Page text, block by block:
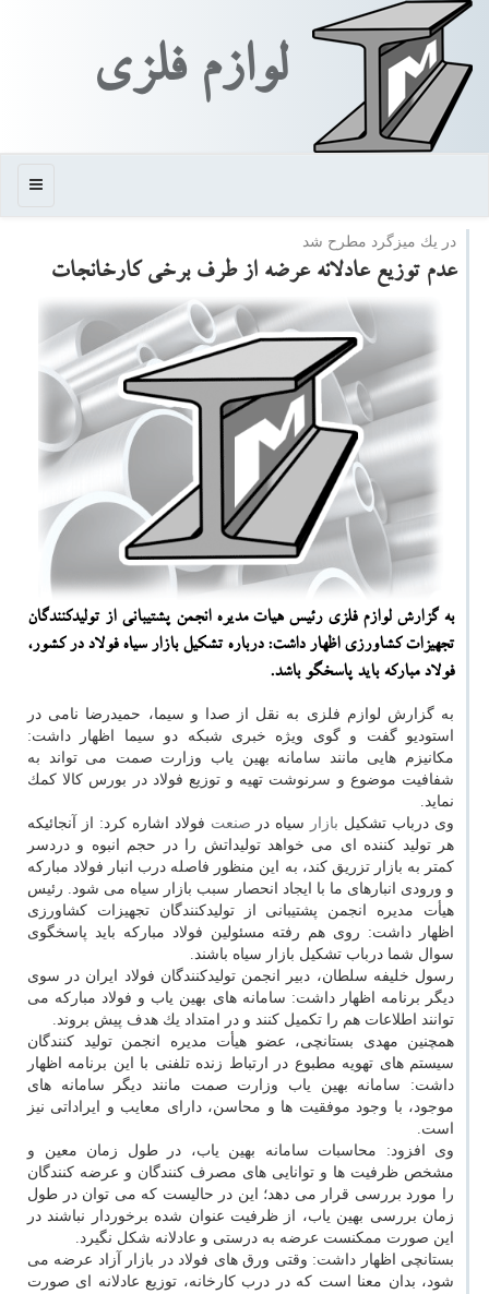
لوازم فلزی
منو
در یك میزگرد مطرح شد
عدم توزیع عادلانه عرضه از طرف برخی كارخانجات
به گزارش لوازم فلزی رئیس هیات مدیره انجمن پشتیبانی از تولیدكنندگان
تجهیزات كشاورزی اظهار داشت: درباره تشكیل بازار سیاه فولاد در كشور،
فولاد مباركه باید پاسخگو باشد.
به گزارش لوازم فلزی به نقل از صدا و سیما، حمیدرضا نامی در
استودیو گفت و گوی ویژه خبری شبكه دو سیما اظهار داشت:
مكانیزم هایی مانند سامانه بهین یاب وزارت صمت می تواند به
شفافیت موضوع و سرنوشت تهیه و توزیع فولاد در بورس كالا كمك
نماید.
وی درباب تشكیل بازار سیاه در صنعت فولاد اشاره كرد: از آنجائیكه
هر تولید كننده ای می خواهد تولیداتش را در حجم انبوه و دردسر
كمتر به بازار تزریق كند، به این منظور فاصله درب انبار فولاد مباركه
و ورودی انبارهای ما با ایجاد انحصار سبب بازار سیاه می شود. رئیس
هیأت مدیره انجمن پشتیبانی از تولیدكنندگان تجهیزات كشاورزی
اظهار داشت: روی هم رفته مسئولین فولاد مباركه باید پاسخگوی
سوال شما درباب تشكیل بازار سیاه باشند.
رسول خلیفه سلطان، دبیر انجمن تولیدكنندگان فولاد ایران در سوی
دیگر برنامه اظهار داشت: سامانه های بهین یاب و فولاد مباركه می
توانند اطلاعات هم را تكمیل كنند و در امتداد یك هدف پیش بروند.
همچنین مهدی بستانچی، عضو هیأت مدیره انجمن تولید كنندگان
سیستم های تهویه مطبوع در ارتباط زنده تلفنی با این برنامه اظهار
داشت: سامانه بهین یاب وزارت صمت مانند دیگر سامانه های
موجود، با وجود موفقیت ها و محاسن، دارای معایب و ایراداتی نیز
است.
وی افزود: محاسبات سامانه بهین یاب، در طول زمان معین و
مشخص ظرفیت ها و توانایی های مصرف كنندگان و عرضه كنندگان
را مورد بررسی قرار می دهد؛ این در حالیست كه می توان در طول
زمان بررسی بهین یاب، از ظرفیت عنوان شده برخوردار نباشند در
این صورت ممكنست عرضه به درستی و عادلانه شكل نگیرد.
بستانچی اظهار داشت: وقتی ورق های فولاد در بازار آزاد عرضه می
شود، بدان معنا است كه در درب كارخانه، توزیع عادلانه ای صورت